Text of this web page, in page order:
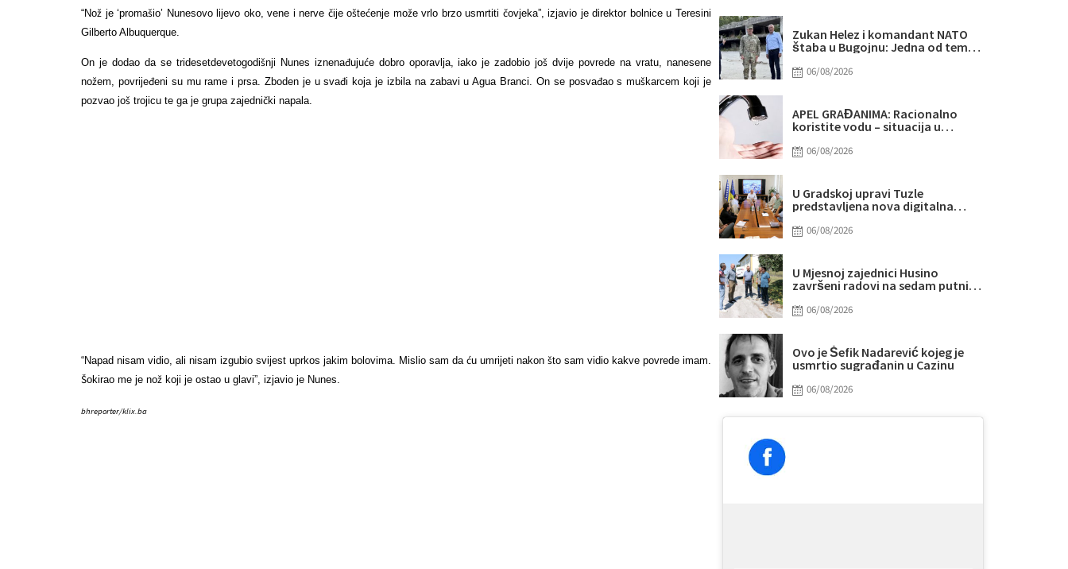
“Nož je ‘promašio’ Nunesovo lijevo oko, vene i nerve čije oštećenje može vrlo brzo usmrtiti čovjeka”, izjavio je direktor bolnice u Teresini
Gilberto Albuquerque.
On je dodao da se tridesetdevetogodišnji Nunes iznenađujuće dobro oporavlja, iako je zadobio još dvije povrede na vratu, nanesene
nožem, povrijeđeni su mu rame i prsa. Zboden je u svađi koja je izbila na zabavi u Agua Branci. On se posvađao s muškarcem koji je
pozvao još trojicu te ga je grupa zajednički napala.
“Napad nisam vidio, ali nisam izgubio svijest uprkos jakim bolovima. Mislio sam da ću umrijeti nakon što sam vidio kakve povrede imam.
Šokirao me je nož koji je ostao u glavi”, izjavio je Nunes.
bhreporter/klix.ba
Zukan Helez i komandant NATO
štaba u Bugojnu: Jedna od tema i
06/08/2026
APEL GRAĐANIMA: Racionalno
koristite vodu – situacija u
06/08/2026
U Gradskoj upravi Tuzle
predstavljena nova digitalna
06/08/2026
U Mjesnoj zajednici Husino
završeni radovi na sedam putnih
06/08/2026
Ovo je Šefik Nadarević kojeg je
usmrtio sugrađanin u Cazinu
06/08/2026